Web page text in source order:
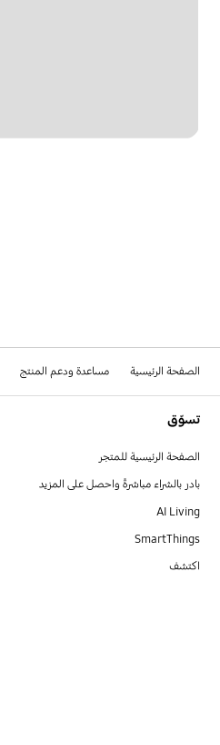
الصفحة الرئيسية مساعدة ودعم المنتج
تسوّق
الصفحة الرئيسية للمتجر
بادر بالشراء مباشرةً واحصل على المزيد
AI Living
SmartThings
اكتشف